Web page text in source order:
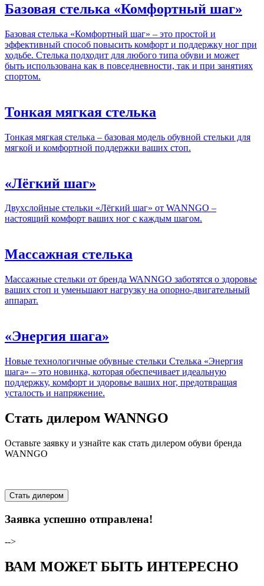
Базовая стелька «Комфортный шаг»
Базовая стелька «Комфортный шаг» – это простой и
эффективный способ повысить комфорт и поддержку ног при
ходьбе. Стелька подходит для любого типа обуви и может
быть использована как в повседневности, так и при занятиях
спортом.
Тонкая мягкая стелька
Тонкая мягкая стелька – базовая модель обувной стельки для
мягкой и комфортной поддержки ваших стоп.
«Лёгкий шаг»
Двухслойные стельки «Лёгкий шаг» от WANNGO –
настоящий комфорт ваших ног с каждым шагом.
Массажная стелька
Массажные стельки от бренда WANNGO заботятся о здоровье
ваших стоп и уменьшают нагрузку на опорно-двигательный
аппарат.
«Энергия шага»
Новые технологичные обувные стельки Стелька «Энергия
шага» – это новинка, которая обеспечивает идеальную
поддержку, комфорт и здоровье ваших ног, предотвращая
усталость и напряжение.
Стать дилером WANNGO
Оставьте заявку и узнайте как стать дилером обуви бренда
WANNGO
Стать дилером
Заявка успешно отправлена!
-->
ВАМ МОЖЕТ БЫТЬ ИНТЕРЕСНО